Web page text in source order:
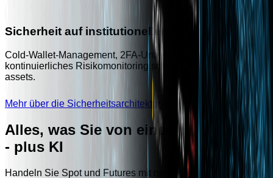
Sicherheit auf institutionellem Niveau
Cold-Wallet-Management, 2FA-Unterstützung und
kontinuierliches Risikomonitoring schützen Nutzerkonten und
assets.
Mehr über die Sicherheitsarchitektur erfahren
Alles, was Sie von einer CEX erwarten
- plus KI
Handeln Sie Spot und Futures mit niedrigen Gebühren,